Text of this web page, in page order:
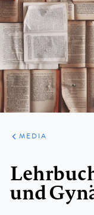
ARTIKELEN
VARIA
MEDIA
und